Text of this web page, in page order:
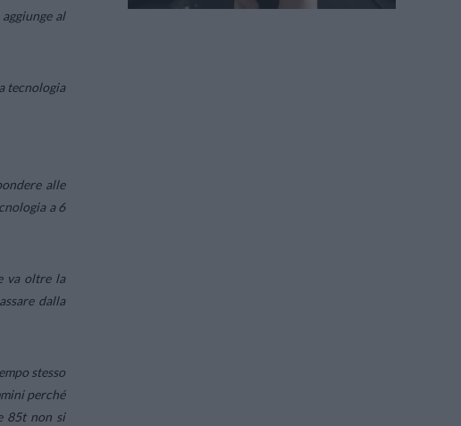
al
tecnologia
alle
a 6
va oltre la
dalla
stesso
perché
85t non si